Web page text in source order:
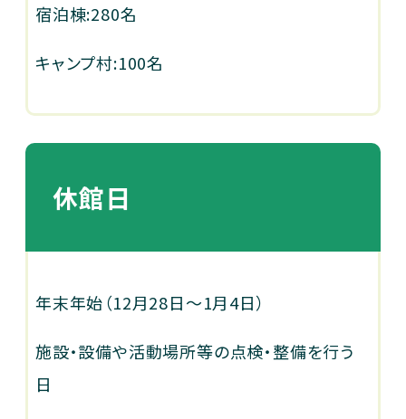
宿泊棟:280名
キャンプ村:100名
休館日
年末年始（12月28日～1月4日）
施設・設備や活動場所等の点検・整備を行う
日